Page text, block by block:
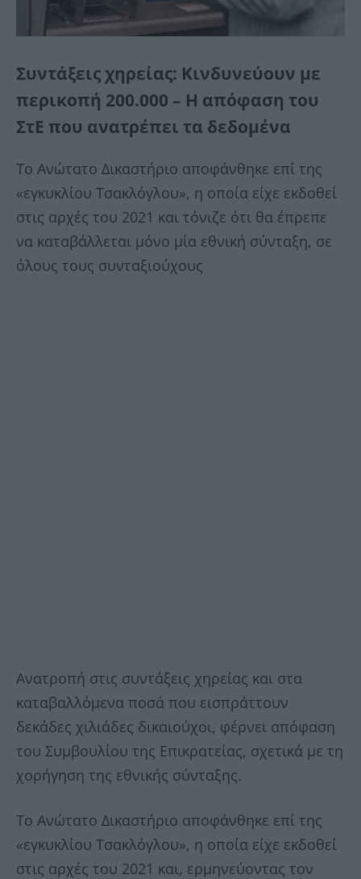
Συντάξεις χηρείας: Κινδυνεύουν με
περικοπή 200.000 – Η απόφαση του
ΣτΕ που ανατρέπει τα δεδομένα
Το Ανώτατο Δικαστήριο αποφάνθηκε επί της
«εγκυκλίου Τσακλόγλου», η οποία είχε εκδοθεί
στις αρχές του 2021 και τόνιζε ότι θα έπρεπε
να καταβάλλεται μόνο μία εθνική σύνταξη, σε
όλους τους συνταξιούχους
Ανατροπή στις συντάξεις χηρείας και στα
καταβαλλόμενα ποσά που εισπράττουν
δεκάδες χιλιάδες δικαιούχοι, φέρνει απόφαση
του Συμβουλίου της Επικρατείας, σχετικά με τη
χορήγηση της εθνικής σύνταξης.
Το Ανώτατο Δικαστήριο αποφάνθηκε επί της
«εγκυκλίου Τσακλόγλου», η οποία είχε εκδοθεί
στις αρχές του 2021 και, ερμηνεύοντας τον